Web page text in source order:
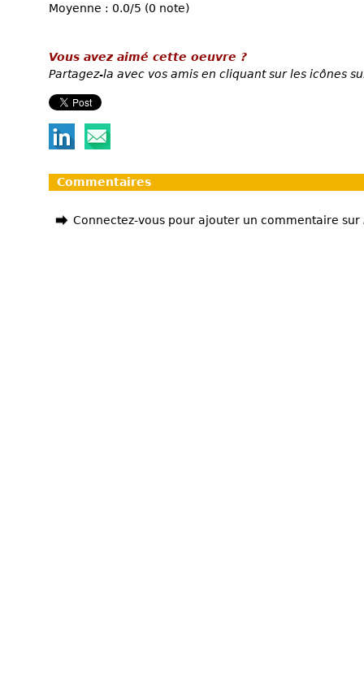
Moyenne : 0.0/5 (0 note)
Vous avez aimé cette oeuvre ?
Partagez-la avec vos amis en cliquant sur les icônes
Commentaires
Connectez-vous pour ajouter un commentaire sur